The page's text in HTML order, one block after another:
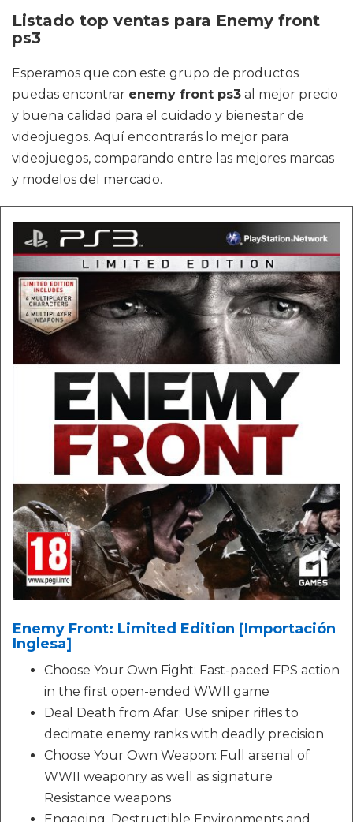
Listado top ventas para Enemy front
ps3
Esperamos que con este grupo de productos
puedas encontrar enemy front ps3 al mejor precio
y buena calidad para el cuidado y bienestar de
videojuegos. Aquí encontrarás lo mejor para
videojuegos, comparando entre las mejores marcas
y modelos del mercado.
Enemy Front: Limited Edition [Importación
Inglesa]
Choose Your Own Fight: Fast-paced FPS action
in the first open-ended WWII game
Deal Death from Afar: Use sniper rifles to
decimate enemy ranks with deadly precision
Choose Your Own Weapon: Full arsenal of
WWII weaponry as well as signature
Resistance weapons